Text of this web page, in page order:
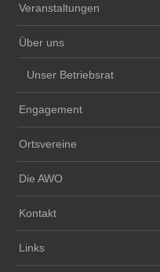
Veranstaltungen
Über uns
Unser Betriebsrat
Engagement
Ortsvereine
Die AWO
Kontakt
Links